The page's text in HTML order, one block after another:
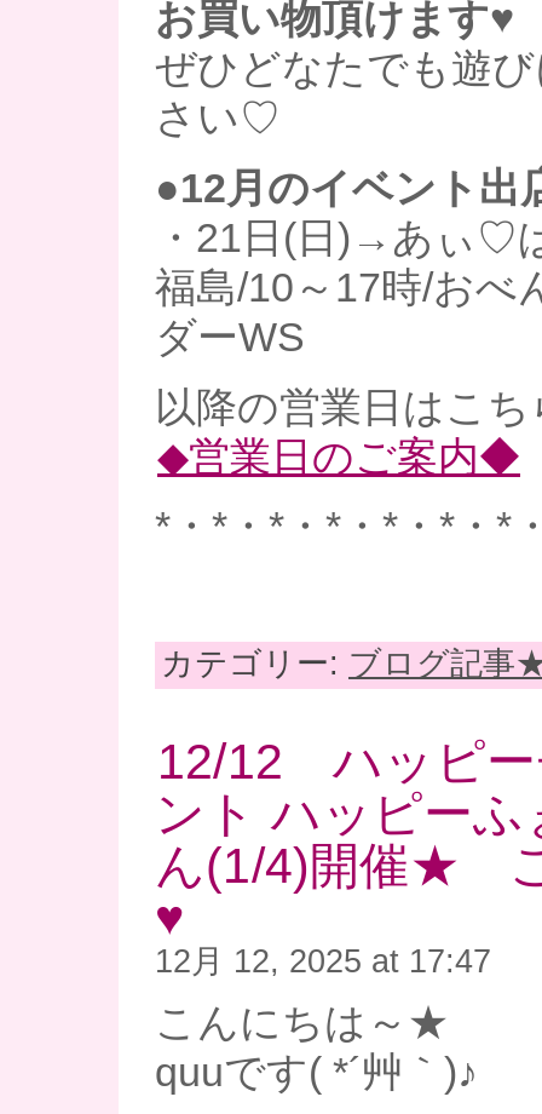
お買い物頂けます♥
ぜひどなたでも遊
さい♡
●12月のイベント出
・21日(日)→あぃ♡
福島/10～17時/おべ
ダーWS
以降の営業日はこち
◆営業日のご案内◆
*・*・*・*・*・*・*
カテゴリー: ブログ記事
12/12 ハッピー
ント ハッピー
ん(1/4)開催★
♥
12月 12, 2025 at 17:47
こんにちは～★
quuです( *´艸｀)♪